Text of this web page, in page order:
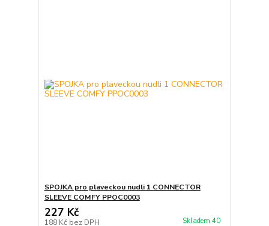
SPOJKA pro plaveckou nudli 1 CONNECTOR
SLEEVE COMFY PPOC0003
227 Kč
188 Kč bez DPH Skladem 40